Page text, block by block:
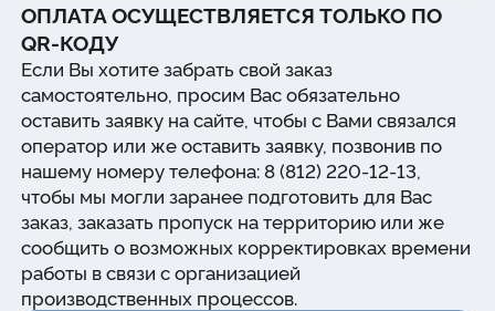
ОПЛАТА ОСУЩЕСТВЛЯЕТСЯ ТОЛЬКО ПО
QR-КОДУ
Если Вы хотите забрать свой заказ
самостоятельно, просим Вас обязательно
оставить заявку на сайте, чтобы с Вами связался
оператор или же оставить заявку, позвонив по
нашему номеру телефона: 8 (812) 220-12-13,
чтобы мы могли заранее подготовить для Вас
заказ, заказать пропуск на территорию или же
сообщить о возможных корректировках времени
работы в связи с организацией
производственных процессов.